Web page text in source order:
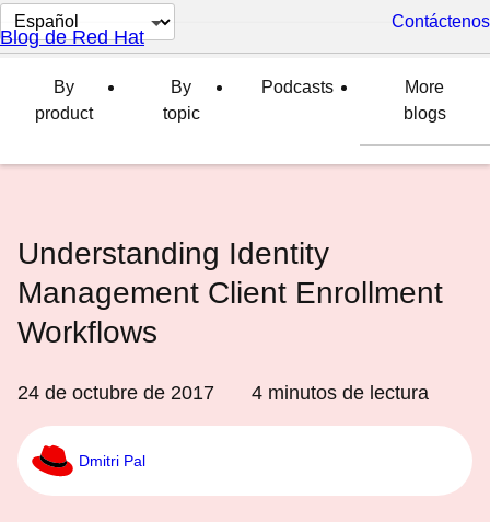
Cambiar
el
idioma
Contáctenos
Blog de Red Hat
By
product
By
topic
Podcasts
More
blogs
Understanding Identity
Management Client Enrollment
Workflows
24 de octubre de 2017 4 minutos de lectura
Dmitri Pal